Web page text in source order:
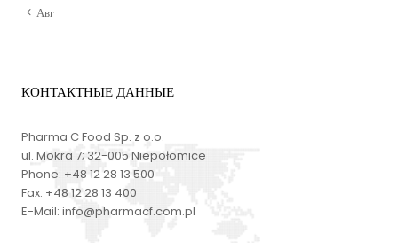
Авг
КОНТАКТНЫЕ ДАННЫЕ
Pharma C Food Sp. z o.o.
ul. Mokra 7; 32-005 Niepołomice
Phone: +48 12 28 13 500
Fax: +48 12 28 13 400
E-Mail: info@pharmacf.com.pl